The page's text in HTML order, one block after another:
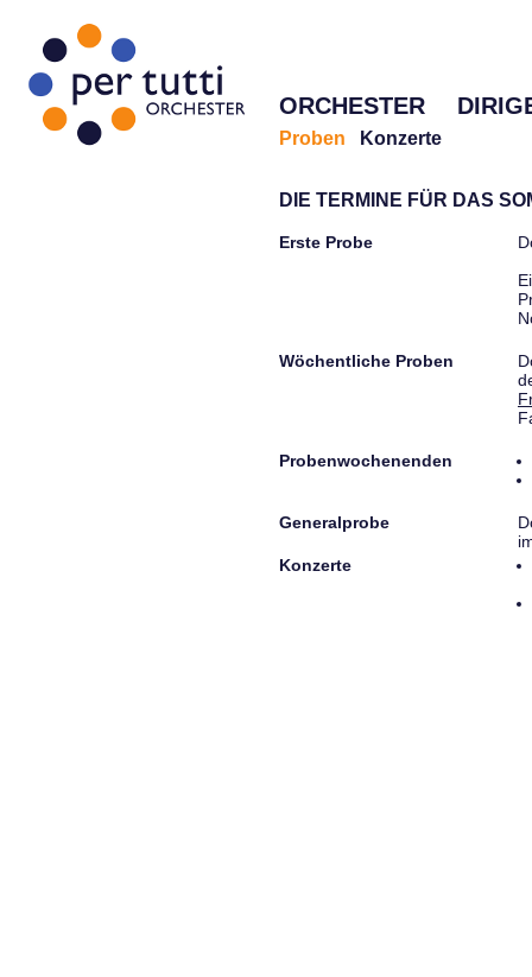
ORCHESTER
Proben Konzerte
DIE TERMINE FÜR DAS
Erste Probe
Wöchentliche Proben
Probenwochenenden
Generalprobe
Konzerte